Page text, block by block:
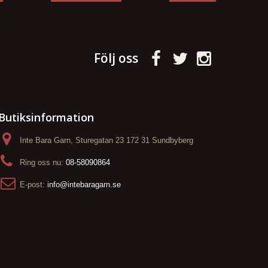
Följ oss
Inte Bara Garn, Sturegatan 23 172 31 Sundbyberg
Ring oss nu: 08-58090864
E-post: info@intebaragarn.se